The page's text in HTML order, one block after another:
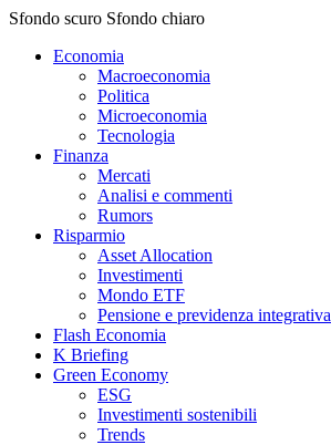
Sfondo scuro Sfondo chiaro
Economia
Macroeconomia
Politica
Microeconomia
Tecnologia
Finanza
Mercati
Analisi e commenti
Rumors
Risparmio
Asset Allocation
Investimenti
Mondo ETF
Pensione e previdenza integrativa
Flash Economia
K Briefing
Green Economy
ESG
Investimenti sostenibili
Trends